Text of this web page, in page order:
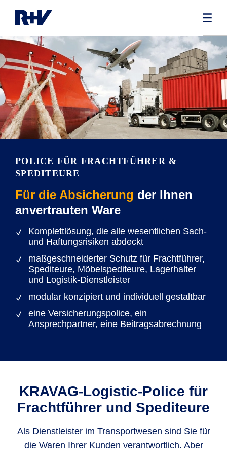
POLICE FÜR FRACHTFÜHRER &
SPEDITEURE
Für die Absicherung der Ihnen
anvertrauten Ware
Komplettlösung, die alle wesentlichen Sach-
und Haftungsrisiken abdeckt
maßgeschneiderter Schutz für Frachtführer,
Spediteure, Möbelspediteure, Lagerhalter
und Logistik-Dienstleister
modular konzipiert und individuell gestaltbar
eine Versicherungspolice, ein
Ansprechpartner, eine Beitragsabrechnung
KRAVAG-Logistic-Police für
Frachtführer und Spediteure
Als Dienstleister im Transportwesen sind Sie für
die Waren Ihrer Kunden verantwortlich. Aber